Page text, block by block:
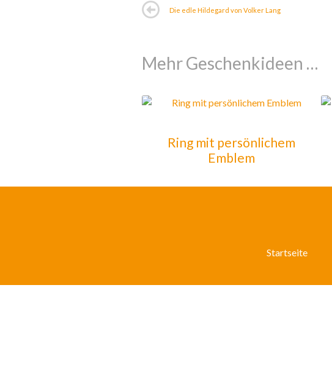
Die edle Hildegard von Volker Lang
Mehr Geschenkideen …
Ring mit persönlichem
Emblem
Startseite